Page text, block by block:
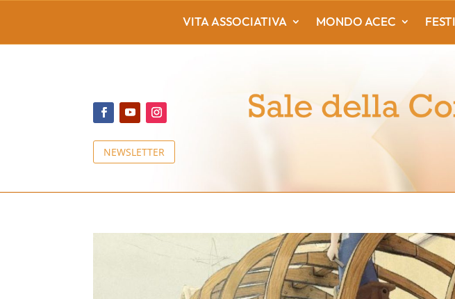
NEWSLETTER
VITA ASSOCIATIVA MONDO ACEC